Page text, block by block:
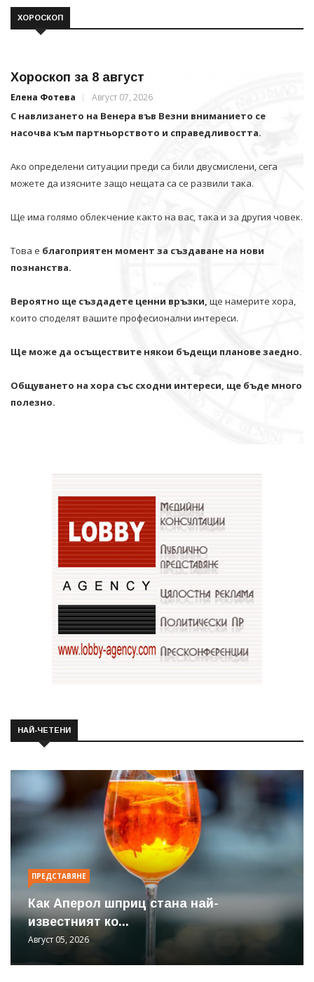
ХОРОСКОП
Хороскоп за 8 август
Елена Фотева Август 07, 2026
С навлизането на Венера във Везни вниманието се
насочва към партньорството и справедливостта.
Ако определени ситуации преди са били двусмислени, сега
можете да изясните защо нещата са се развили така.
Ще има голямо облекчение както на вас, така и за другия човек.
Това е благоприятен момент за създаване на нови
познанства.
Вероятно ще създадете ценни връзки, ще намерите хора,
които споделят вашите професионални интереси.
Ще може да осъществите някои бъдещи планове заедно.
Общуването на хора със сходни интереси, ще бъде много
полезно.
НАЙ-ЧЕТЕНИ
ПРЕДСТАВЯНЕ
Как Аперол шприц стана най-
известният ко...
Август 05, 2026